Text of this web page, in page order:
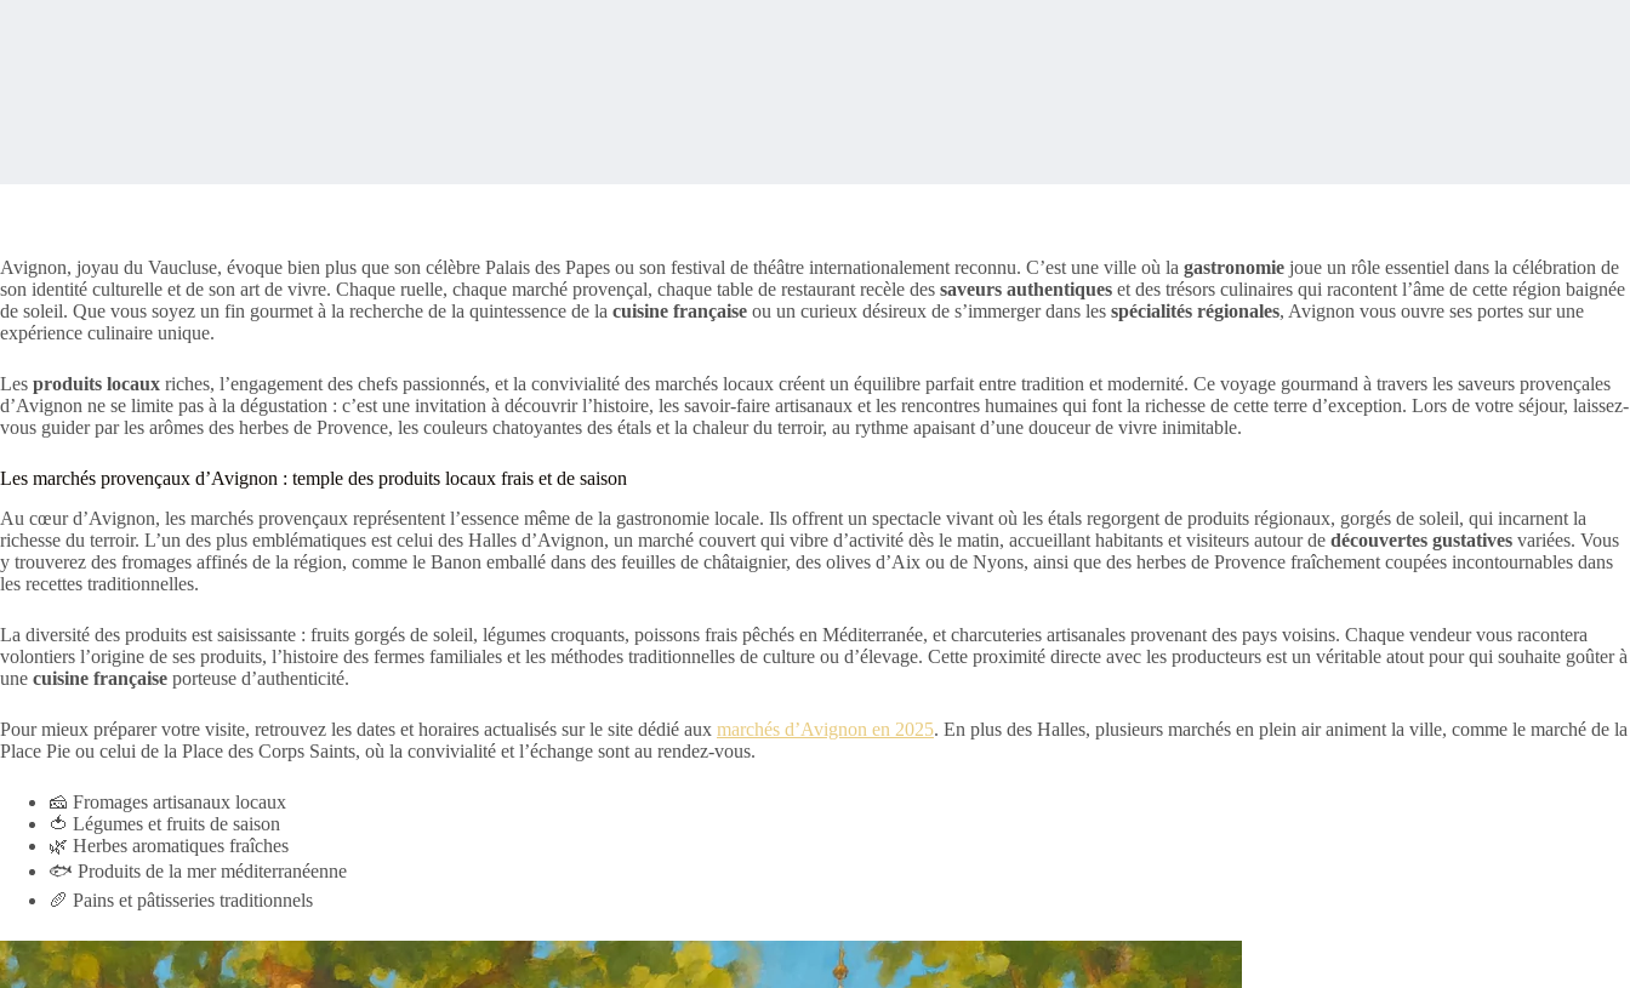
Avignon, joyau du Vaucluse, évoque bien plus que son célèbre Palais des Papes ou son festival de théâtre internationalement reconnu. C’est une ville où la gastronomie joue un rôle essentiel dans la célébration de
son identité culturelle et de son art de vivre. Chaque ruelle, chaque marché provençal, chaque table de restaurant recèle des saveurs authentiques et des trésors culinaires qui racontent l’âme de cette région baignée
de soleil. Que vous soyez un fin gourmet à la recherche de la quintessence de la cuisine française ou un curieux désireux de s’immerger dans les spécialités régionales, Avignon vous ouvre ses portes sur une
expérience culinaire unique.
Les produits locaux riches, l’engagement des chefs passionnés, et la convivialité des marchés locaux créent un équilibre parfait entre tradition et modernité. Ce voyage gourmand à travers les saveurs provençales
d’Avignon ne se limite pas à la dégustation : c’est une invitation à découvrir l’histoire, les savoir-faire artisanaux et les rencontres humaines qui font la richesse de cette terre d’exception. Lors de votre séjour, laissez-
vous guider par les arômes des herbes de Provence, les couleurs chatoyantes des étals et la chaleur du terroir, au rythme apaisant d’une douceur de vivre inimitable.
Les marchés provençaux d’Avignon : temple des produits locaux frais et de saison
Au cœur d’Avignon, les marchés provençaux représentent l’essence même de la gastronomie locale. Ils offrent un spectacle vivant où les étals regorgent de produits régionaux, gorgés de soleil, qui incarnent la
richesse du terroir. L’un des plus emblématiques est celui des Halles d’Avignon, un marché couvert qui vibre d’activité dès le matin, accueillant habitants et visiteurs autour de découvertes gustatives variées. Vous
y trouverez des fromages affinés de la région, comme le Banon emballé dans des feuilles de châtaignier, des olives d’Aix ou de Nyons, ainsi que des herbes de Provence fraîchement coupées incontournables dans
les recettes traditionnelles.
La diversité des produits est saisissante : fruits gorgés de soleil, légumes croquants, poissons frais pêchés en Méditerranée, et charcuteries artisanales provenant des pays voisins. Chaque vendeur vous racontera
volontiers l’origine de ses produits, l’histoire des fermes familiales et les méthodes traditionnelles de culture ou d’élevage. Cette proximité directe avec les producteurs est un véritable atout pour qui souhaite goûter à
une cuisine française porteuse d’authenticité.
Pour mieux préparer votre visite, retrouvez les dates et horaires actualisés sur le site dédié aux marchés d’Avignon en 2025. En plus des Halles, plusieurs marchés en plein air animent la ville, comme le marché de la
Place Pie ou celui de la Place des Corps Saints, où la convivialité et l’échange sont au rendez-vous.
🧀 Fromages artisanaux locaux
🍅 Légumes et fruits de saison
🌿 Herbes aromatiques fraîches
🐟 Produits de la mer méditerranéenne
🥖 Pains et pâtisseries traditionnels